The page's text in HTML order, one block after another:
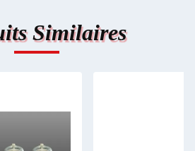
Similaires